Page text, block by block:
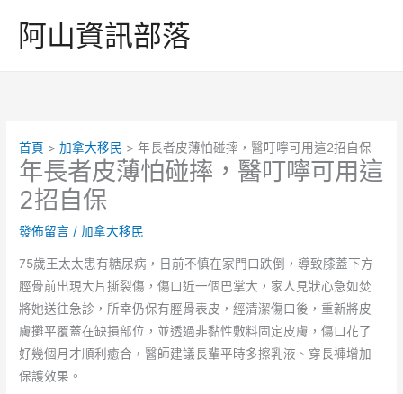
阿山資訊部落
首頁 加拿大移民 年長者皮薄怕碰摔，醫叮嚀可用這2招自保
年長者皮薄怕碰摔，醫叮嚀可用這
2招自保
發佈留言 /加拿大移民
75歲王太太患有糖尿病，日前不慎在家門口跌倒，導致膝蓋下方
脛骨前出現大片撕裂傷，傷口近一個巴掌大，家人見狀心急如焚
將她送往急診，所幸仍保有脛骨表皮，經清潔傷口後，重新將皮
膚攤平覆蓋在缺損部位，並透過非黏性敷料固定皮膚，傷口花了
好幾個月才順利癒合，醫師建議長輩平時多擦乳液、穿長褲增加
保護效果。